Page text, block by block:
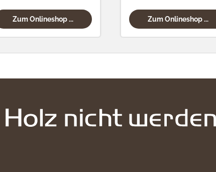
Zum Onlineshop ... Zum Onlineshop ...